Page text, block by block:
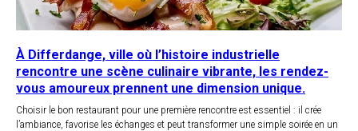
À Differdange, ville où l’histoire industrielle
rencontre une scène culinaire vibrante, les rendez-
vous amoureux prennent une dimension unique.
Choisir le bon restaurant pour une première rencontre est essentiel : il crée
l’ambiance, favorise les échanges et peut transformer une simple soirée en un